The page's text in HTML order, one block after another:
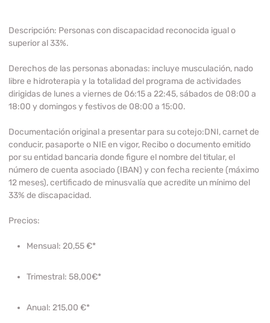
Descripción: Personas con discapacidad reconocida igual o
superior al 33%.
Derechos de las personas abonadas: incluye musculación, nado
libre e hidroterapia y la totalidad del programa de actividades
dirigidas de lunes a viernes de 06:15 a 22:45, sábados de 08:00 a
18:00 y domingos y festivos de 08:00 a 15:00.
Documentación original a presentar para su cotejo:DNI, carnet de
conducir, pasaporte o NIE en vigor, Recibo o documento emitido
por su entidad bancaria donde figure el nombre del titular, el
número de cuenta asociado (IBAN) y con fecha reciente (máximo
12 meses), certificado de minusvalía que acredite un mínimo del
33% de discapacidad.
Precios:
Mensual: 20,55 €*
Trimestral: 58,00€*
Anual: 215,00 €*